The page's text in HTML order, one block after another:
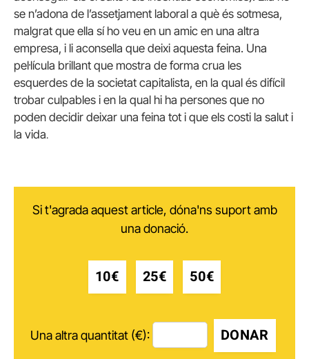
se n’adona de l’assetjament laboral a què és sotmesa,
malgrat que ella sí ho veu en un amic en una altra
empresa, i li aconsella que deixi aquesta feina. Una
pel·lícula brillant que mostra de forma crua les
esquerdes de la societat capitalista, en la qual és difícil
trobar culpables i en la qual hi ha persones que no
poden decidir deixar una feina tot i que els costi la salut i
la vida.
Si t'agrada aquest article, dóna'ns suport amb
una donació.
10€ 25€ 50€
Una altra quantitat (€): DONAR